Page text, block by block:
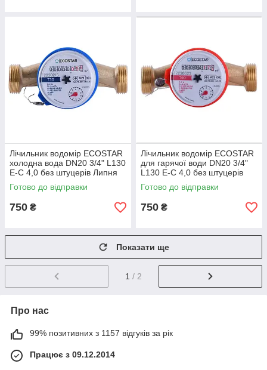
Лічильник водомір ECOSTAR
холодна вода DN20 3/4" L130
E-C 4,0 без штуцерів Липня
2026 року
Готово до відправки
750 ₴
Лічильник водомір ECOSTAR
для гарячої води DN20 3/4"
L130 E-C 4,0 без штуцерів
Липня 2026 року
Готово до відправки
750 ₴
Показати ще
1 / 2
Про нас
99% позитивних з 1157 відгуків за рік
Працює з 09.12.2014